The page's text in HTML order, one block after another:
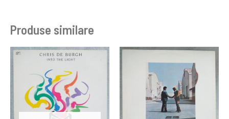
Produse similare